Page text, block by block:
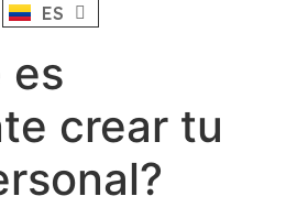
ES
EN
es
crear tu